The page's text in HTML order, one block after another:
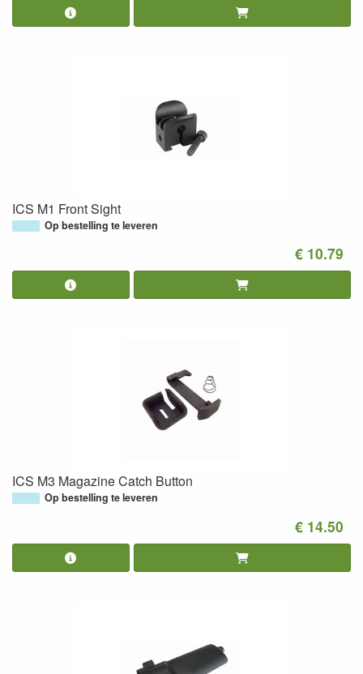
ICS M1 Front Sight
Op bestelling te leveren
€ 10.79
ICS M3 Magazine Catch Button
Op bestelling te leveren
€ 14.50